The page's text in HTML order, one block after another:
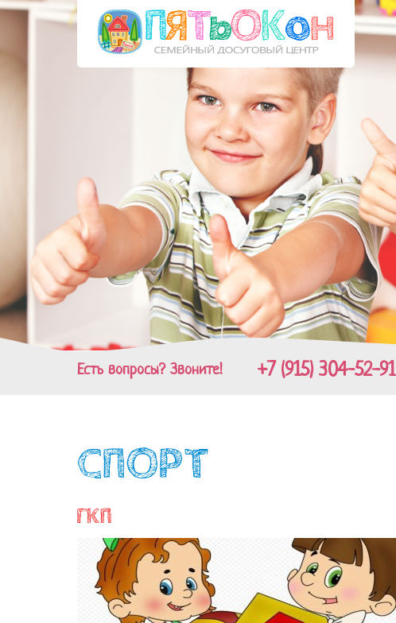
Есть вопросы? Звоните! +7 (915) 304-52-91
СПОРТ
ГКП